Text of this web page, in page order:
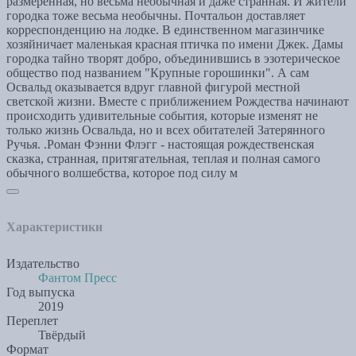
городка тоже весьма необычны. Почтальон доставляет
корреспонденцию на лодке. В единственном магазинчике
хозяйничает маленькая красная птичка по имени Джек. Дамы
городка тайно творят добро, объединившись в эзотерическое
общество под названием "Крупные горошинки". А сам
Освальд оказывается вдруг главной фигурой местной
светской жизни. Вместе с приближением Рождества начинают
происходить удивительные события, которые изменят не
только жизнь Освальда, но и всех обитателей Затерянного
Ручья. .Роман Фэнни Флэгг - настоящая рождественская
сказка, странная, притягательная, теплая и полная самого
обычного волшебства, которое под силу м
Характеристики
Издательство
Фантом Пресс
Год выпуска
2019
Переплет
Твёрдый
Формат